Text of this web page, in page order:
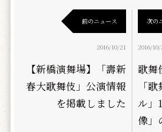
前のニュース
2016/10/21
【新橋演舞場】「壽新
春大歌舞伎」公演情報
を掲載しました
次の
2016/
歌舞
「
ル」
像」